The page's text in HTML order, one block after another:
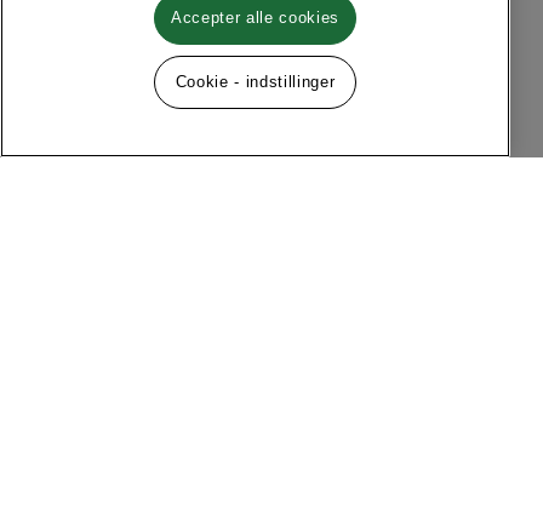
Accepter alle cookies
Cookie - indstillinger